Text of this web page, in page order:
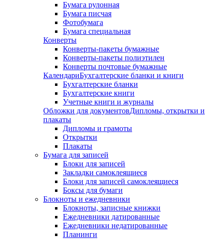
Бумага рулонная
Бумага писчая
Фотобумага
Бумага специальная
Конверты
Конверты-пакеты бумажные
Конверты-пакеты полиэтилен
Конверты почтовые бумажные
КалендариБухгалтерские бланки и книги
Бухгалтерские бланки
Бухгалтерские книги
Учетные книги и журналы
Обложки для документовДипломы, открытки и
плакаты
Дипломы и грамоты
Открытки
Плакаты
Бумага для записей
Блоки для записей
Закладки самоклеящиеся
Блоки для записей самоклеящиеся
Боксы для бумаги
Блокноты и ежедневники
Блокноты, записные книжки
Ежедневники датированные
Ежедневники недатированные
Планинги